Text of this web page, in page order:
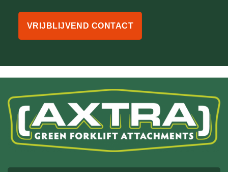
VRIJBLIJVEND CONTACT